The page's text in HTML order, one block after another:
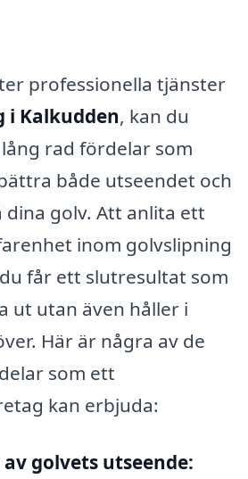
professionella tjänster
i Kalkudden, kan du
rad fördelar som
både utseendet och
golv. Att anlita ett
inom golvslipning
får ett slutresultat som
ut utan även håller i
Här är några av de
som ett
kan erbjuda:
golvets utseende: